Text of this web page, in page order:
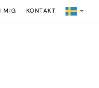
MIG KONTAKT